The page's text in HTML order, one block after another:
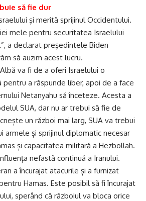
să fie dur
și merită sprijinul Occidentului.
mele pentru securitatea Israelului
a declarat președintele Biden
să auzim acest lucru.
va fi de a oferi Israelului o
pentru a răspunde liber, apoi de a face
Netanyahu să înceteze. Acesta a
SUA, dar nu ar trebui să fie de
un război mai larg, SUA va trebui
armele și sprijinul diplomatic necesar
și capacitatea militară a Hezbollah.
nefastă continuă a Iranului.
a încurajat atacurile și a furnizat
Hamas. Este posibil să fi încurajat
sperând că războiul va bloca orice